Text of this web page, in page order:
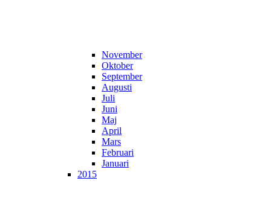
November
Oktober
September
Augusti
Juli
Juni
Maj
April
Mars
Februari
Januari
2015